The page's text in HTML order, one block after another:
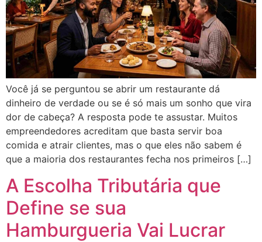
Você já se perguntou se abrir um restaurante dá
dinheiro de verdade ou se é só mais um sonho que vira
dor de cabeça? A resposta pode te assustar. Muitos
empreendedores acreditam que basta servir boa
comida e atrair clientes, mas o que eles não sabem é
que a maioria dos restaurantes fecha nos primeiros […]
A Escolha Tributária que
Define se sua
Hamburgueria Vai Lucrar